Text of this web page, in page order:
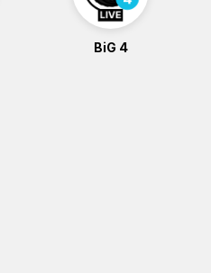
BiG 4